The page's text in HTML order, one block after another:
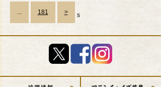
... 181 > s